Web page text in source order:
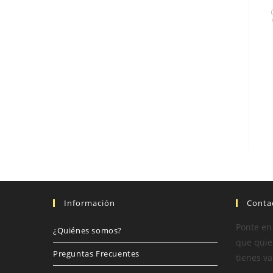
Información
¿Quiénes somos?
Preguntas Frecuentes
Ponte
que
tienes